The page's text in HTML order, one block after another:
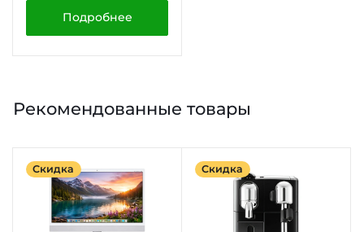
Подробнее
Рекомендованные товары
Скидка Скидка